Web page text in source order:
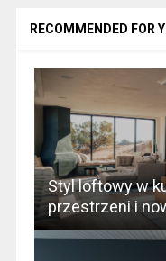
RECOMMENDED FOR
Styl loftowy w
przestrzeni i